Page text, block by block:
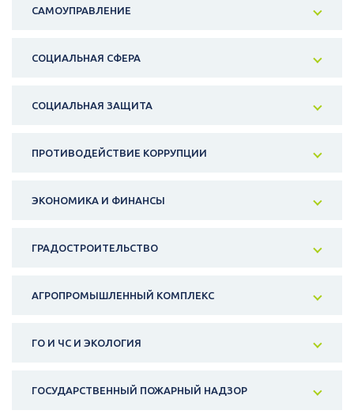
САМОУПРАВЛЕНИЕ
СОЦИАЛЬНАЯ СФЕРА
СОЦИАЛЬНАЯ ЗАЩИТА
ПРОТИВОДЕЙСТВИЕ КОРРУПЦИИ
ЭКОНОМИКА И ФИНАНСЫ
ГРАДОСТРОИТЕЛЬСТВО
АГРОПРОМЫШЛЕННЫЙ КОМПЛЕКС
ГО И ЧС И ЭКОЛОГИЯ
ГОСУДАРСТВЕННЫЙ ПОЖАРНЫЙ НАДЗОР